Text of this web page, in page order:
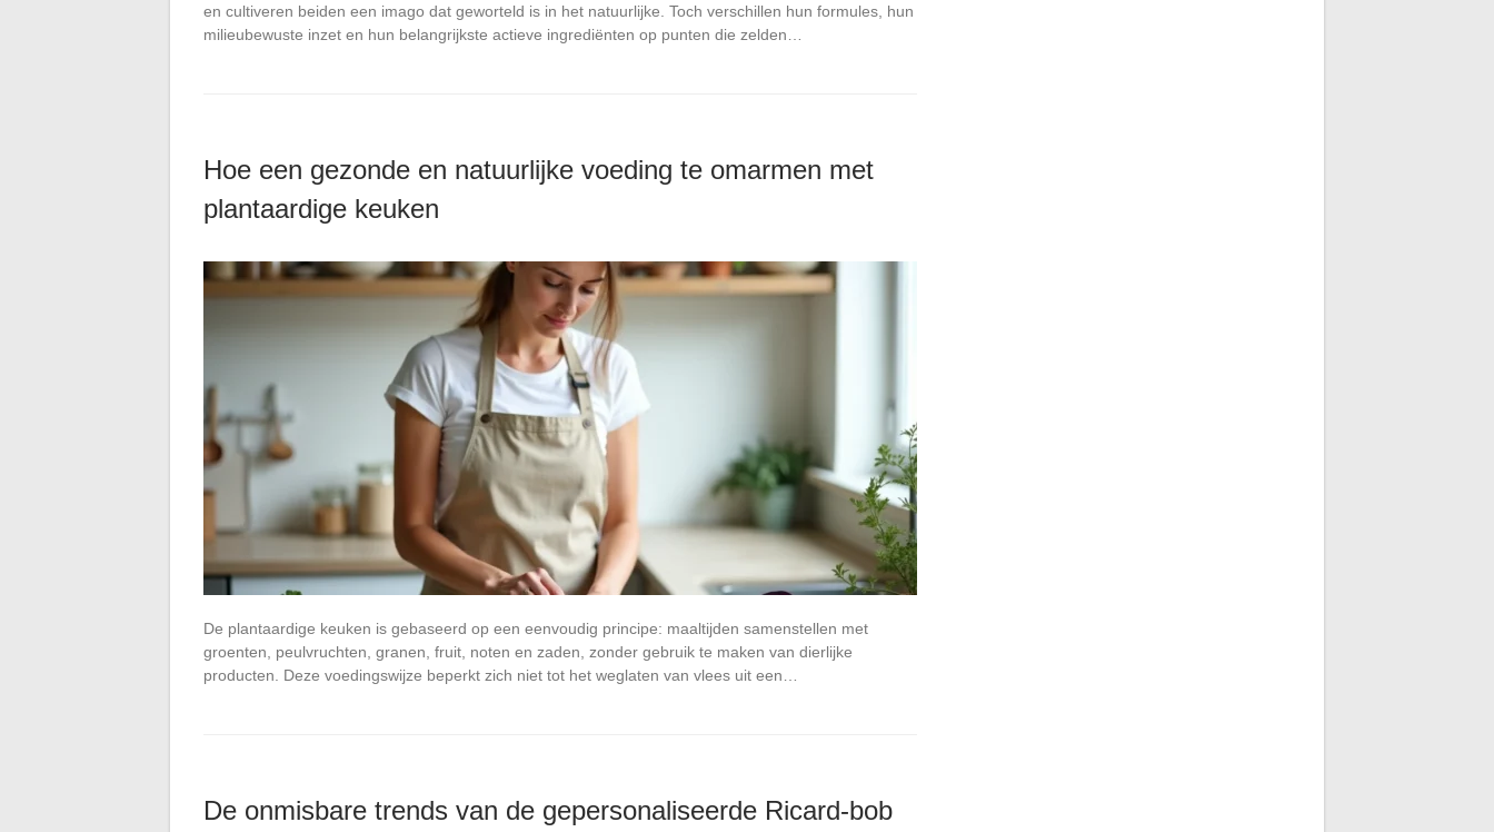
en cultiveren beiden een imago dat geworteld is in het natuurlijke. Toch verschillen hun formules, hun
milieubewuste inzet en hun belangrijkste actieve ingrediënten op punten die zelden…
Hoe een gezonde en natuurlijke voeding te omarmen met
plantaardige keuken
De plantaardige keuken is gebaseerd op een eenvoudig principe: maaltijden samenstellen met
groenten, peulvruchten, granen, fruit, noten en zaden, zonder gebruik te maken van dierlijke
producten. Deze voedingswijze beperkt zich niet tot het weglaten van vlees uit een…
De onmisbare trends van de gepersonaliseerde Ricard-bob